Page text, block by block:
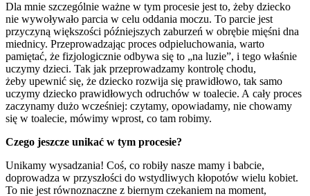
Dla mnie szczególnie ważne w tym procesie jest to, żeby dziecko
nie wywoływało parcia w celu oddania moczu. To parcie jest
przyczyną większości późniejszych zaburzeń w obrębie mięśni dna
miednicy. Przeprowadzając proces odpieluchowania, warto
pamiętać, że fizjologicznie odbywa się to „na luzie”, i tego właśnie
uczymy dzieci. Tak jak przeprowadzamy kontrolę chodu,
żeby upewnić się, że dziecko rozwija się prawidłowo, tak samo
uczymy dziecko prawidłowych odruchów w toalecie. A cały proces
zaczynamy dużo wcześniej: czytamy, opowiadamy, nie chowamy
się w toalecie, mówimy wprost, co tam robimy.
Czego jeszcze unikać w tym procesie?
Unikamy wysadzania! Coś, co robiły nasze mamy i babcie,
doprowadza w przyszłości do wstydliwych kłopotów wielu kobiet.
To nie jest równoznaczne z biernym czekaniem na moment,